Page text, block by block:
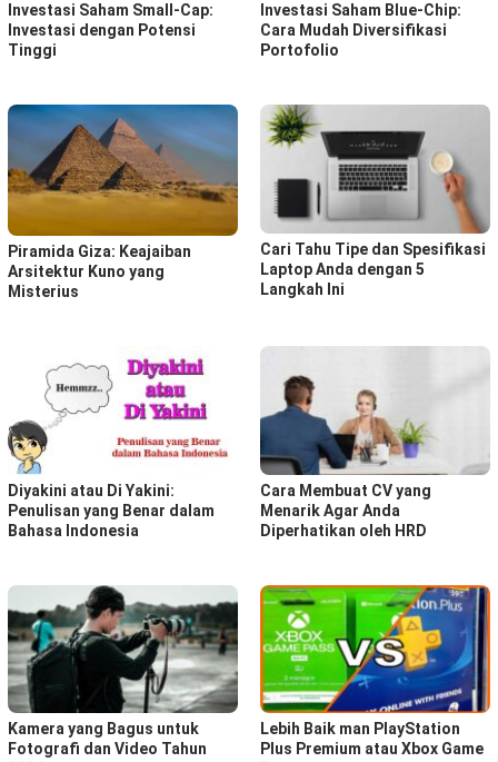
Investasi Saham Small-Cap:
Investasi dengan Potensi
Tinggi
Investasi Saham Blue-Chip:
Cara Mudah Diversifikasi
Portofolio
Piramida Giza: Keajaiban
Arsitektur Kuno yang
Misterius
Cari Tahu Tipe dan Spesifikasi
Laptop Anda dengan 5
Langkah Ini
Diyakini atau Di Yakini:
Penulisan yang Benar dalam
Bahasa Indonesia
Cara Membuat CV yang
Menarik Agar Anda
Diperhatikan oleh HRD
Kamera yang Bagus untuk
Fotografi dan Video Tahun
Lebih Baik man PlayStation
Plus Premium atau Xbox Game